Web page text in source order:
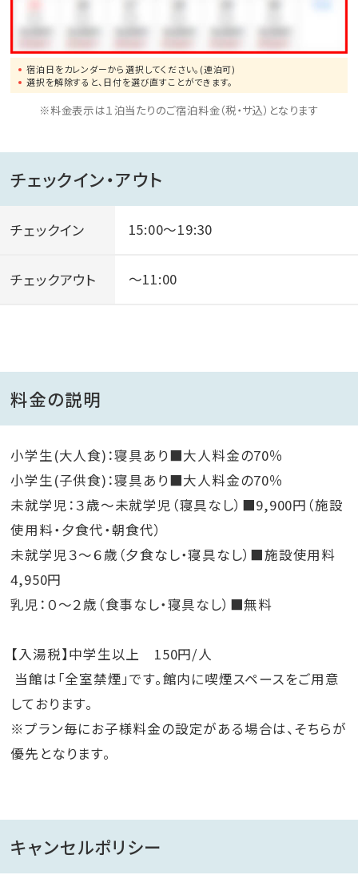
◆サウナ
ミスト、スチーム、岩盤浴の３種類。
サウナブースのすぐ隣に水風呂もご用意。
宿泊日をカレンダーから選択してください。(連泊可)
選択を解除すると、日付を選び直すことができます。
※料金表示は１泊当たりのご宿泊料金（税・サ込）となります
チェックイン・アウト
チェックイン 15:00～19:30
チェックアウト ～11:00
料金の説明
小学生(大人食)：寝具あり■大人料金の70％
小学生(子供食)：寝具あり■大人料金の70％
未就学児：３歳～未就学児（寝具なし）■9,900円（施設
使用料・夕食代・朝食代）
未就学児３～６歳（夕食なし・寝具なし）■施設使用料
4,950円
乳児：０～２歳（食事なし・寝具なし）■無料
【入湯税】中学生以上 150円/人
当館は「全室禁煙」です。館内に喫煙スペースをご用意
しております。
※プラン毎にお子様料金の設定がある場合は、そちらが
優先となります。
キャンセルポリシー